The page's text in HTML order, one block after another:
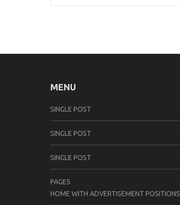
MENU
SINGLE POST
SINGLE POST
SINGLE POST
PAGES
HOME WITH ADVERTISEMENT POSITIONS